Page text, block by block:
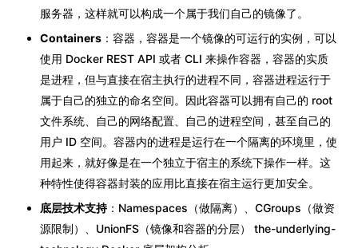
服务器，这样就可以构成一个属于我们自己的镜像了。
Containers ：容器，容器是一个镜像的可运行的实例，可以
使用 Docker REST API 或者 CLI 来操作容器，容器的实质
是进程，但与直接在宿主执行的进程不同，容器进程运行于
属于自己的独立的命名空间。因此容器可以拥有自己的 root
文件系统、自己的网络配置、自己的进程空间，甚至自己的
用户 ID 空间。容器内的进程是运行在一个隔离的环境里，使
用起来，就好像是在一个独立于宿主的系统下操作一样。这
种特性使得容器封装的应用比直接在宿主运行更加安全。
底层技术支持：Namespaces（做隔离）、CGroups（做资
源限制）、UnionFS（镜像和容器的分层） the-underlying-